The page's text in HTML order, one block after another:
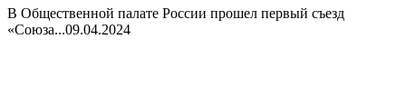
В Общественной палате России прошел первый съезд
«Союза...09.04.2024